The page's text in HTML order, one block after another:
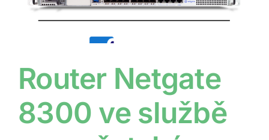
Router Netgate
8300 ve službě